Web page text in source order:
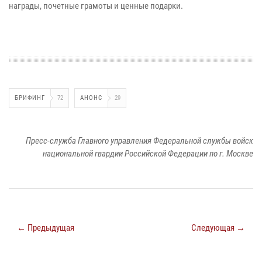
награды, почетные грамоты и ценные подарки.
БРИФИНГ 72 АНОНС 29
Пресс-служба Главного управления Федеральной службы войск
национальной гвардии Российской Федерации по г. Москве
← Предыдущая Следующая →